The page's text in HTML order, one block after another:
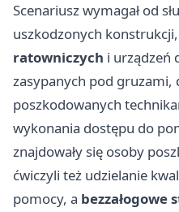
Scenariusz wymagał od
uszkodzonych
ratowniczych i urządzeń
zasypanych pod gruzami,
poszkodowanych
wykonania dostępu do
znajdowały się osoby
ćwiczyli też udzielanie
pomocy, a bezzałogowe